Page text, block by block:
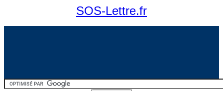
SOS-Lettre.fr